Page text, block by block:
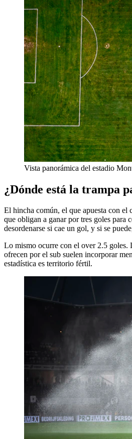
Vista panorámica del estadio
¿Dónde está la trampa
El hincha común, el que apuesta con el
que obligan a ganar por tres goles para
desordenarse si cae un gol, y si se
Lo mismo ocurre con el over 2.5 goles.
ofrecen por el sub suelen incorporar
estadística es territorio fértil.